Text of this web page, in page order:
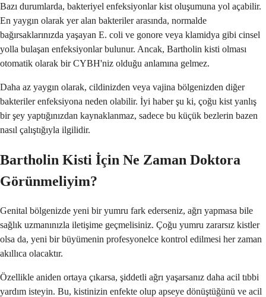
Bazı durumlarda, bakteriyel enfeksiyonlar kist oluşumuna yol açabilir.
En yaygın olarak yer alan bakteriler arasında, normalde
bağırsaklarınızda yaşayan E. coli ve gonore veya klamidya gibi cinsel
yolla bulaşan enfeksiyonlar bulunur. Ancak, Bartholin kisti olması
otomatik olarak bir CYBH'niz olduğu anlamına gelmez.
Daha az yaygın olarak, cildinizden veya vajina bölgenizden diğer
bakteriler enfeksiyona neden olabilir. İyi haber şu ki, çoğu kist yanlış
bir şey yaptığınızdan kaynaklanmaz, sadece bu küçük bezlerin bazen
nasıl çalıştığıyla ilgilidir.
Bartholin Kisti İçin Ne Zaman Doktora
Görünmeliyim?
Genital bölgenizde yeni bir yumru fark ederseniz, ağrı yapmasa bile
sağlık uzmanınızla iletişime geçmelisiniz. Çoğu yumru zararsız kistler
olsa da, yeni bir büyümenin profesyonelce kontrol edilmesi her zaman
akıllıca olacaktır.
Özellikle aniden ortaya çıkarsa, şiddetli ağrı yaşarsanız daha acil tıbbi
yardım isteyin. Bu, kistinizin enfekte olup apseye dönüştüğünü ve acil